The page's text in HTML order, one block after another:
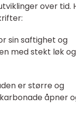
over tid.
sin saftighet og
med stekt løk og
er større og
åpner